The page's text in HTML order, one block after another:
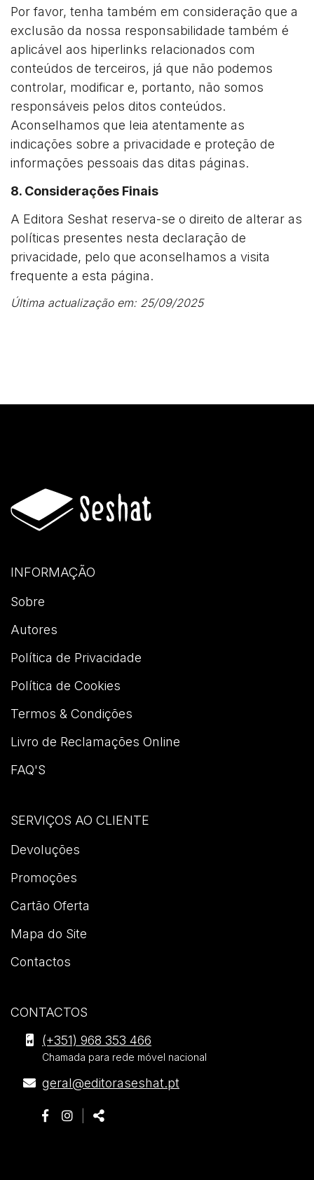
Por favor, tenha também em consideração que a
exclusão da nossa responsabilidade também é
aplicável aos hiperlinks relacionados com
conteúdos de terceiros, já que não podemos
controlar, modificar e, portanto, não somos
responsáveis pelos ditos conteúdos.
Aconselhamos que leia atentamente as
indicações sobre a privacidade e proteção de
informações pessoais das ditas páginas.
8. Considerações Finais
A Editora Seshat reserva-se o direito de alterar as
políticas presentes nesta declaração de
privacidade, pelo que aconselhamos a visita
frequente a esta página.
Última actualização em: 25/09/2025
INFORMAÇÃO
Sobre
Autores
Política de Privacidade
Política de Cookies
Termos & Condições
Livro de Reclamações Online
FAQ'S
SERVIÇOS AO CLIENTE
Devoluções
Promoções
Cartão Oferta
Mapa do Site
Contactos
CONTACTOS
Editora
Seshat
.
(+351) 968 353 466
Chamada para rede móvel nacional
E-
geral@editoraseshat.pt
Siga-
PáginaPáginaPartilhar